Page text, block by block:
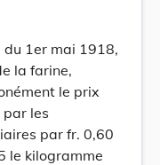
1er mai 1918,
la farine,
le prix
les
par fr. 0,60
le kilogramme